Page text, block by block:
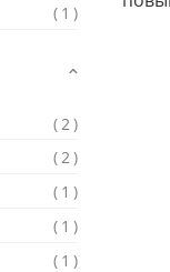
1
2
2
1
1
1